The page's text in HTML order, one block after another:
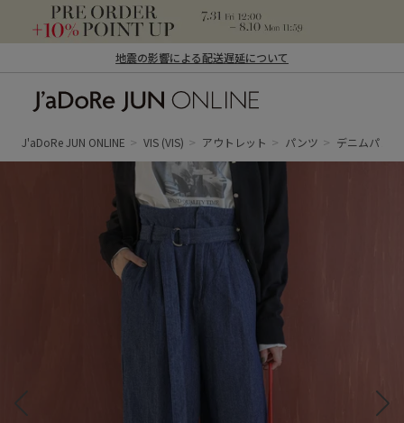
地震の影響による配送遅延について
ン オンライン）
J'aDoRe JUN ONLINE VIS (VIS) アウトレット パンツ デニムパンツ